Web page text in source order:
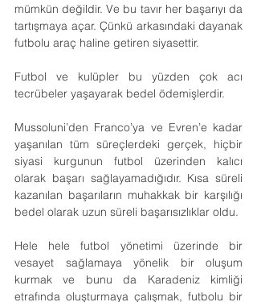
mümkün değildir. Ve bu tavır her başarıyı da
tartışmaya açar. Çünkü arkasındaki dayanak
futbolu araç haline getiren siyasettir.
Futbol ve kulüpler bu yüzden çok acı
tecrübeler yaşayarak bedel ödemişlerdir.
Mussoluni’den Franco’ya ve Evren’e kadar
yaşanılan tüm süreçlerdeki gerçek, hiçbir
siyasi kurgunun futbol üzerinden kalıcı
olarak başarı sağlayamadığıdır. Kısa süreli
kazanılan başarıların muhakkak bir karşılığı
bedel olarak uzun süreli başarısızlıklar oldu.
Hele hele futbol yönetimi üzerinde bir
vesayet sağlamaya yönelik bir oluşum
kurmak ve bunu da Karadeniz kimliği
etrafında oluşturmaya çalışmak, futbolu bir